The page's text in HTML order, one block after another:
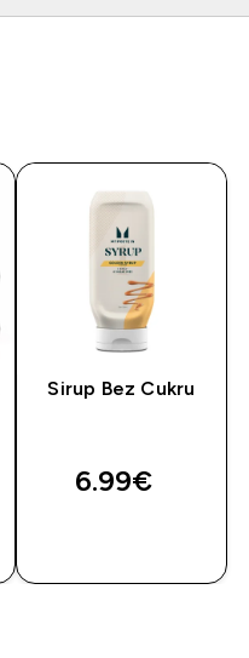
Sirup Bez Cukru
6.99€‎